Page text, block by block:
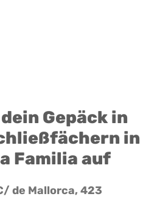
Gepäck in
in
Familia auf
de Mallorca, 423